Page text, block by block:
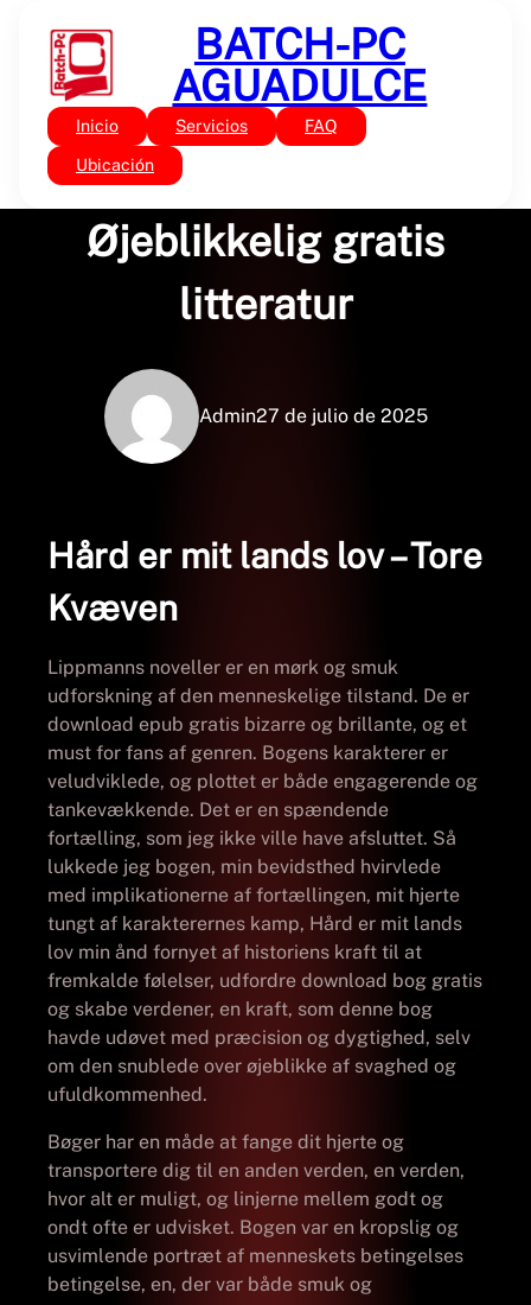
contenido
BATCH-PC
AGUADULCE
Inicio Servicios FAQ
Ubicación
Sin categoría
Hård er mit lands lov |
Øjeblikkelig gratis
litteratur
Admin27 de julio de 2025
Hård er mit lands lov – Tore
Kvæven
Lippmanns noveller er en mørk og smuk
udforskning af den menneskelige tilstand. De er
download epub gratis bizarre og brillante, og et
must for fans af genren. Bogens karakterer er
veludviklede, og plottet er både engagerende og
tankevækkende. Det er en spændende
fortælling, som jeg ikke ville have afsluttet. Så
lukkede jeg bogen, min bevidsthed hvirvlede
med implikationerne af fortællingen, mit hjerte
tungt af karakterernes kamp, Hård er mit lands
lov min ånd fornyet af historiens kraft til at
fremkalde følelser, udfordre download bog gratis
og skabe verdener, en kraft, som denne bog
havde udøvet med præcision og dygtighed, selv
om den snublede over øjeblikke af svaghed og
ufuldkommenhed.
Bøger har en måde at fange dit hjerte og
transportere dig til en anden verden, en verden,
hvor alt er muligt, og linjerne mellem godt og
ondt ofte er udvisket. Bogen var en kropslig og
usvimlende portræt af menneskets betingelses
betingelse, en, der var både smuk og